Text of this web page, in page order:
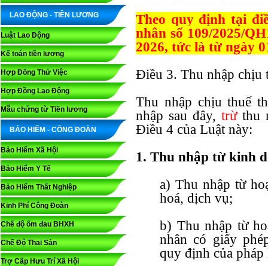
LAO ĐỘNG - TIỀN LƯƠNG
Luật Lao Động
Kế toán tiền lương
Hợp Đồng Thử Việc
Hợp Đồng Lao Động
Mẫu chứng từ Tiền lương
BẢO HIỂM - CÔNG ĐOÀN
Bảo Hiểm Xã Hội
Bảo Hiểm Y Tế
Bảo Hiểm Thất Nghiệp
Kinh Phí Công Đoàn
Chế độ ốm đau BHXH
Chế Độ Thai Sản
Trợ Cấp Hưu Trí Xã Hội
Theo quy định tại
nhân số 109/2025/
2026, tức là từ ngày
Điều 3. Thu nhập chịu
Thu nhập chịu thuế
nhập sau đây,trừthu
Điều 4 của Luật này:
1. Thu nhập từ kinh
a) Thu nhập từ
hoá, dịch vụ;
b) Thu nhập từ
nhân có giấy
quy định của pháp